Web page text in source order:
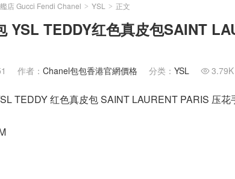
店 Gucci Fendi Chanel > YSL > 正文
YSL TEDDY红色真皮包SAINT
作者： Chanel包包香港官網價格 分类： YSL  3.79K
TEDDY 红色真皮包 SAINT LAURENT PARIS 压